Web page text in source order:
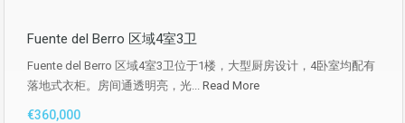
Fuente del Berro 区域4室3卫
Fuente del Berro 区域4室3卫位于1楼，大型厨房设计，4卧室均配有
落地式衣柜。房间通透明亮，光... Read More
€360,000